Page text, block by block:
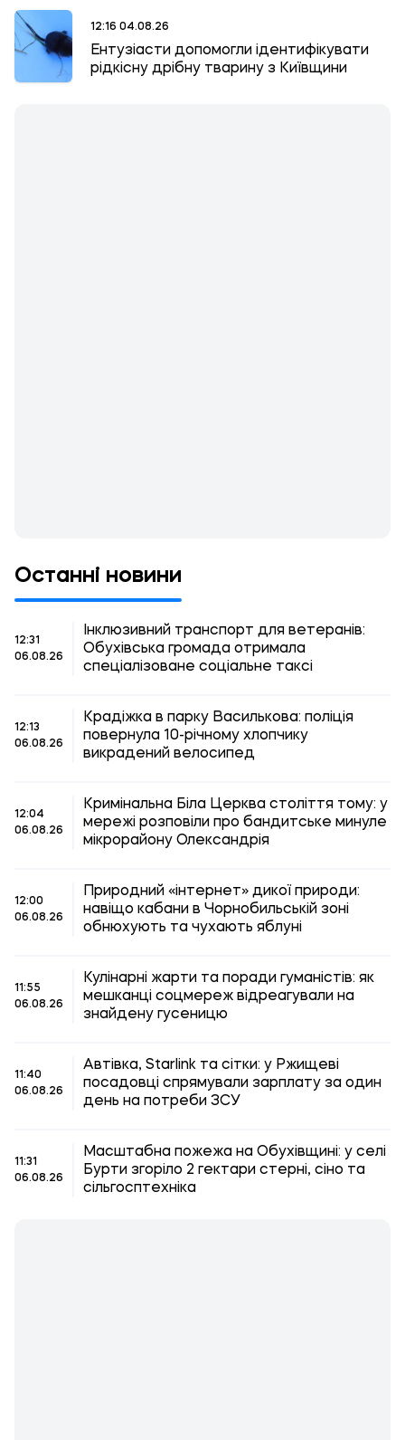
12:16 04.08.26
Ентузіасти допомогли ідентифікувати
рідкісну дрібну тварину з Київщини
Останні новини
12:31
06.08.26
Інклюзивний транспорт для ветеранів:
Обухівська громада отримала
спеціалізоване соціальне таксі
12:13
06.08.26
Крадіжка в парку Василькова: поліція
повернула 10-річному хлопчику
викрадений велосипед
12:04
06.08.26
Кримінальна Біла Церква століття тому: у
мережі розповіли про бандитське минуле
мікрорайону Олександрія
12:00
06.08.26
Природний «інтернет» дикої природи:
навіщо кабани в Чорнобильській зоні
обнюхують та чухають яблуні
11:55
06.08.26
Кулінарні жарти та поради гуманістів: як
мешканці соцмереж відреагували на
знайдену гусеницю
11:40
06.08.26
Автівка, Starlink та сітки: у Ржищеві
посадовці спрямували зарплату за один
день на потреби ЗСУ
11:31
06.08.26
Масштабна пожежа на Обухівщині: у селі
Бурти згоріло 2 гектари стерні, сіно та
сільгосптехніка